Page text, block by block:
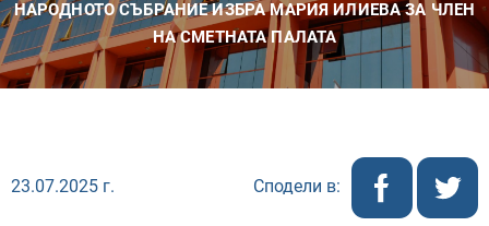
НАРОДНОТО СЪБРАНИЕ ИЗБРА МАРИЯ ИЛИЕВА ЗА ЧЛЕН
НА СМЕТНАТА ПАЛАТА
23.07.2025 г. Сподели в: